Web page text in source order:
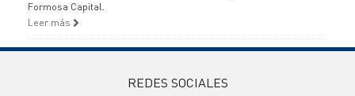
Formosa Capital.
Leer más
REDES SOCIALES